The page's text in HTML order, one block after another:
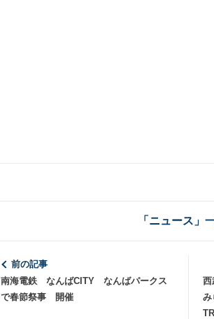
「ニュース」
前の記事
南海電鉄 なんばCITY なんばパークス
で春節祭事 開催
西
み